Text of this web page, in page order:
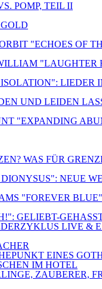
POMP, TEIL II
"ECHOES OF
LIEDER
UND LEIDEN
"EXPANDING
WAS FÜR
NEUE
"FOREVER
GELIEBT-
LIVE &
EINES
IM HOTEL
ZAUBERER,